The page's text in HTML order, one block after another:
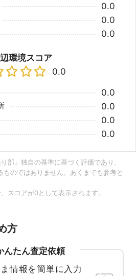
0.0
0.0
0.0
環境スコア
0.0
0.0
0.0
0.0
0.0
部」独自の基準に基づく評価であり、
のではありません。あくまでも参考と
スコアが0として表示されます。
方
んたん査定依頼
情報を簡単に入力